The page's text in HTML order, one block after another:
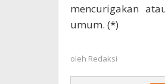
mencurigakan
umum. (*)
oleh Redaksi